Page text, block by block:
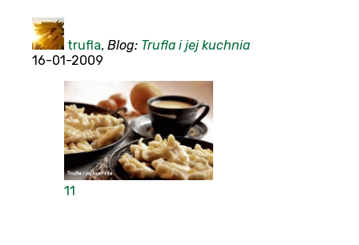
trufla, Blog: Trufla i jej kuchnia
16-01-2009
11